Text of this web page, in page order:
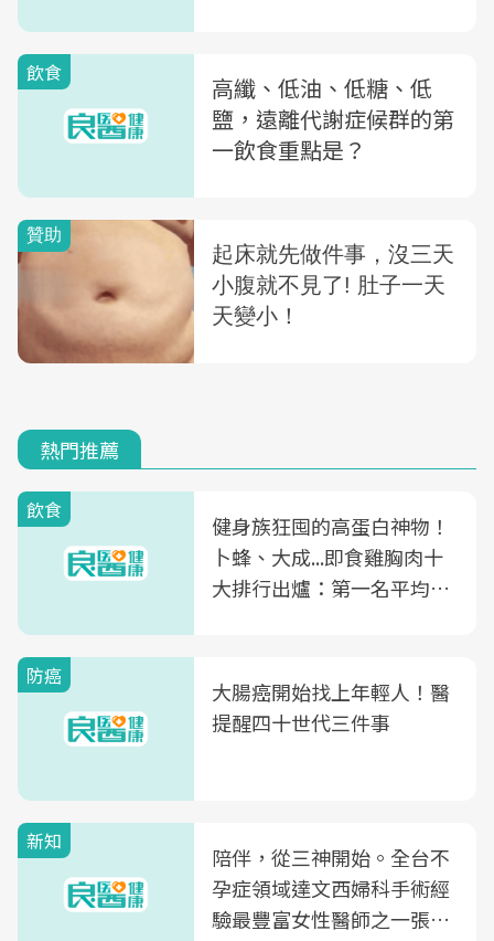
飲食
高纖、低油、低糖、低
鹽，遠離代謝症候群的第
一飲食重點是？
熱門推薦
飲食
健身族狂囤的高蛋白神物！
卜蜂、大成...即食雞胸肉十
大排行出爐：第一名平均一
防癌
大腸癌開始找上年輕人！醫
提醒四十世代三件事
新知
陪伴，從三神開始。全台不
孕症領域達文西婦科手術經
驗最豐富女性醫師之一張永